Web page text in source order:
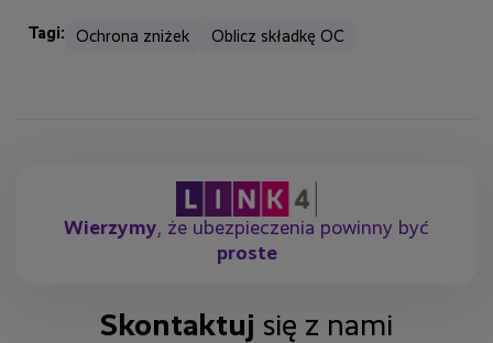
Tagi: Ochrona zniżek Oblicz składkę OC
Wierzymy, że ubezpieczenia powinny być
proste
Skontaktuj się z nami